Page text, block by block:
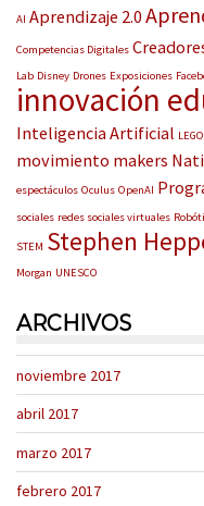
AI Aprendizaje 2.0
Competencias Digitales
Lab Disney Drones Exposiciones
innovación
Inteligencia Artificial LEGO
movimiento makers
espectáculos Oculus OpenAI
sociales redes sociales virtuales
STEM Stephen
Morgan UNESCO
ARCHIVOS
noviembre 2017
abril 2017
marzo 2017
febrero 2017